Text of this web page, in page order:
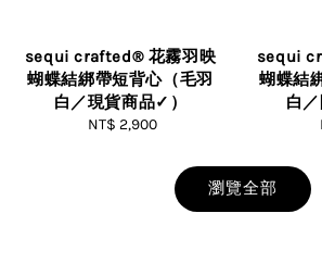
sequi crafted® 花霧羽映
蝴蝶結綁帶短背心（毛羽
白／現貨商品✓）
Regular
NT$ 2,900
sequi
蝴蝶結
白
瀏覽全部